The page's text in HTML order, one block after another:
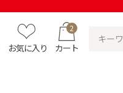
お気に入り
2
カート